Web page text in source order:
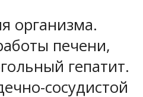
организма.
печени,
гепатит.
сосудистой